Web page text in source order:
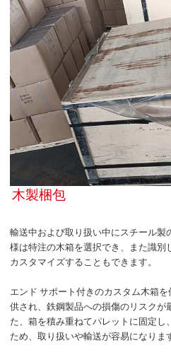
木製梱包
輸送中および取り扱い中にスチール
様は特注の木箱を選択でき、また識
カスタマイズすることもできます。
エンド サポート付きのカスタム木箱
供され、鉄鋼製品への損傷のリスクが
た、箱を積み重ねてパレットに固定
ため、取り扱いや輸送が容易になりま